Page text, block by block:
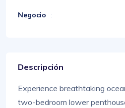
Negocio :
Descripción
Experience breathtaking
two-bedroom lower